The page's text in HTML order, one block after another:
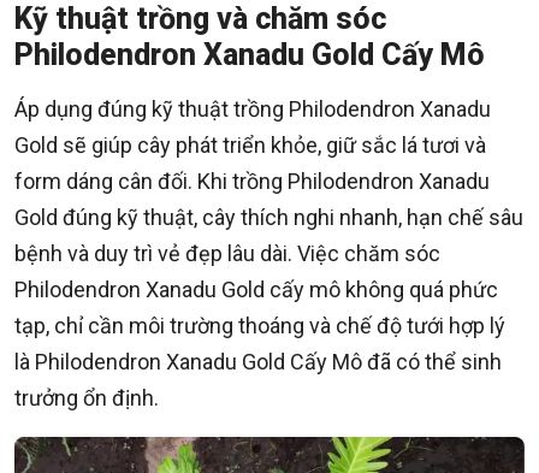
Kỹ thuật trồng và chăm sóc
Philodendron Xanadu Gold Cấy Mô
Áp dụng đúng kỹ thuật trồng Philodendron Xanadu
Gold sẽ giúp cây phát triển khỏe, giữ sắc lá tươi và
form dáng cân đối. Khi trồng Philodendron Xanadu
Gold đúng kỹ thuật, cây thích nghi nhanh, hạn chế sâu
bệnh và duy trì vẻ đẹp lâu dài. Việc chăm sóc
Philodendron Xanadu Gold cấy mô không quá phức
tạp, chỉ cần môi trường thoáng và chế độ tưới hợp lý
là Philodendron Xanadu Gold Cấy Mô đã có thể sinh
trưởng ổn định.